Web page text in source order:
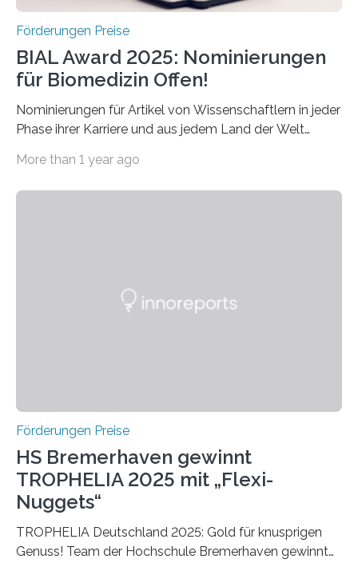
Förderungen Preise
BIAL Award 2025: Nominierungen
für Biomedizin Offen!
Nominierungen für Artikel von Wissenschaftlern in jeder
Phase ihrer Karriere und aus jedem Land der Welt
Leben gerufen, um die bemerkenswertesten
Foundation, des BIAL Award in Biomedicine ist in
More than 1 year ago
Förderungen Preise
HS Bremerhaven gewinnt
TROPHELIA 2025 mit „Flexi-
Nuggets“
TROPHELIA Deutschland 2025: Gold für knusprigen
Genuss! Team der Hochschule Bremerhaven gewinnt